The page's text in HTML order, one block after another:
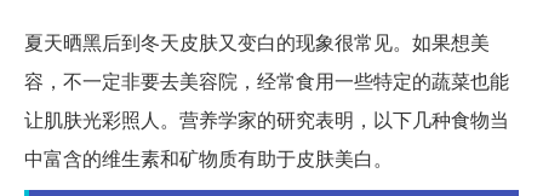
夏天晒黑后到冬天皮肤又变白的现象很常见。如果想美
容，不一定非要去美容院，经常食用一些特定的蔬菜也能
让肌肤光彩照人。营养学家的研究表明，以下几种食物当
中富含的维生素和矿物质有助于皮肤美白。